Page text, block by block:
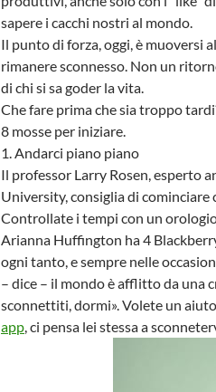
sapere i cacchi nostri al mondo.
Il punto di forza, oggi, è muoversi
rimanere sconnesso. Non un
di chi si sa goder la vita.
Che fare prima che sia troppo
8 mosse per iniziare.
1. Andarci piano piano
Il professor Larry Rosen, esperto
University, consiglia di
Controllate i tempi con un
Arianna Huffington ha 4
ogni tanto, e sempre nelle
– dice – il mondo è afflitto da una
sconnettiti, dormi». Volete un
app, ci pensa lei stessa a